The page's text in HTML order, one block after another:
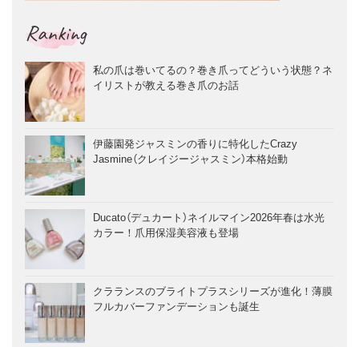
Ranking
私の爪は巻いてるの？巻き爪ってどういう状態？ネ
イリストが教える巻き爪のお話
伊藤園発ジャスミンの香りに特化したCrazy
Jasmine（クレイジージャスミン）本格始動
Ducato（デュカート）ネイルマイン2026年春は水光
カラー！爪用保湿美容液も登場
クラランスのブライトプラスシリーズが進化！薄膜
フルカバーファンデーションも誕生